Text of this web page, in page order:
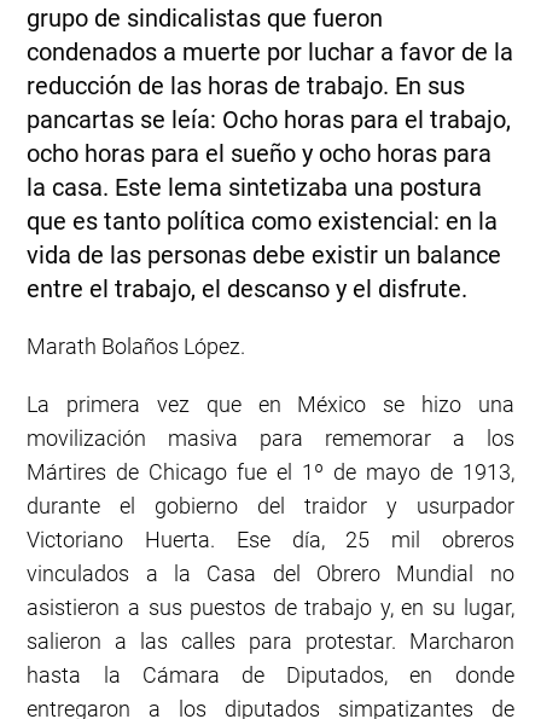
grupo de sindicalistas que fueron
condenados a muerte por luchar a favor de la
reducción de las horas de trabajo. En sus
pancartas se leía: Ocho horas para el trabajo,
ocho horas para el sueño y ocho horas para
la casa. Este lema sintetizaba una postura
que es tanto política como existencial: en la
vida de las personas debe existir un balance
entre el trabajo, el descanso y el disfrute.
Marath Bolaños López.
La primera vez que en México se hizo una
movilización masiva para rememorar a los
Mártires de Chicago fue el 1º de mayo de 1913,
durante el gobierno del traidor y usurpador
Victoriano Huerta. Ese día, 25 mil obreros
vinculados a la Casa del Obrero Mundial no
asistieron a sus puestos de trabajo y, en su lugar,
salieron a las calles para protestar. Marcharon
hasta la Cámara de Diputados, en donde
entregaron a los diputados simpatizantes de